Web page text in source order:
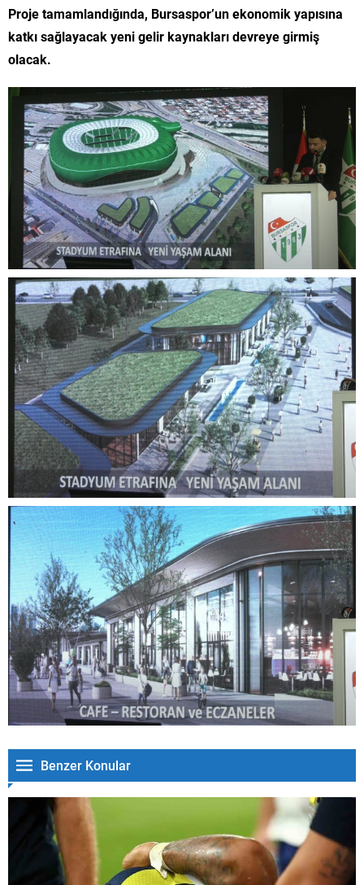
Proje tamamlandığında, Bursaspor’un ekonomik yapısına
katkı sağlayacak yeni gelir kaynakları devreye girmiş
olacak.
Benzer Konular